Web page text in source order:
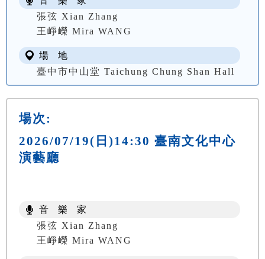
張弦 Xian Zhang
王崢嶸 Mira WANG
場 地
臺中市中山堂 Taichung Chung Shan Hall
場次:
2026/07/19(日)14:30 臺南文化中心
演藝廳
音 樂 家
張弦 Xian Zhang
王崢嶸 Mira WANG